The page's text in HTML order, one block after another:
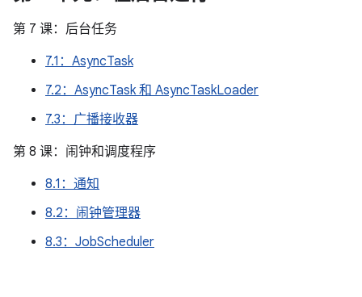
第 7 课：后台任务
7.1：AsyncTask
7.2：AsyncTask 和 AsyncTaskLoader
7.3：广播接收器
第 8 课：闹钟和调度程序
8.1：通知
8.2：闹钟管理器
8.3：JobScheduler